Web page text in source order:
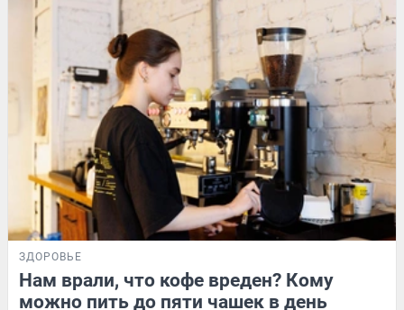
ЗДОРОВЬЕ
Нам врали, что кофе вреден? Кому
можно пить до пяти чашек в день